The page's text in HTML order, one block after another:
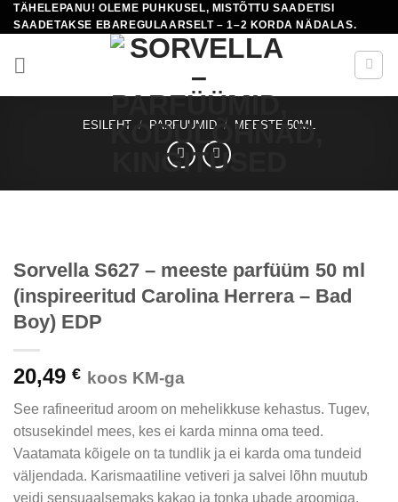
Skip
to
content
TÄHELEPANU! OLEME PUHKUSEL, MISTÕTTU SAADETISI
SAADETAKSE EBAREGULAARSELT – 1–2 KORDA NÄDALAS.
ESILEHT / PARFUUMID / MEESTE 50ML
Sorvella S627 – meeste parfüüm 50 ml
(inspireeritud Carolina Herrera – Bad
Boy) EDP
20,49 € koos KM-ga
See rafineeritud aroom on mehelikkuse kehastus. Tugev,
otsusekindel mees, kes ei karda minna oma teed.
Vaatamata kõigele on ta tundlik ja ei karda oma tundeid
väljendada. Karismaatiline vetiveri ja salvei lõhn muutub
veidi sensuaalsemaks kakao ja tonka ubade aroomiga.